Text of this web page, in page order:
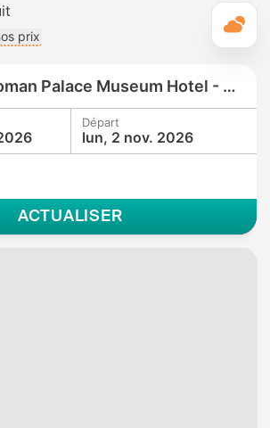
prix
Antique Roman Palace Museum Hotel - Adults Only Ultra All Inclusive
Départ
lun, 2 nov. 2026
ACTUALISER